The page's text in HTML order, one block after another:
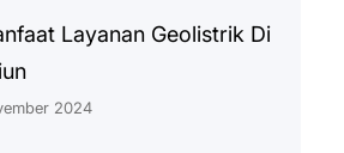
Layanan Geolistrik Di
2024